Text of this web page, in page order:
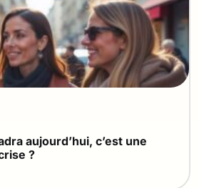
aujourd’hui, c’est une
?